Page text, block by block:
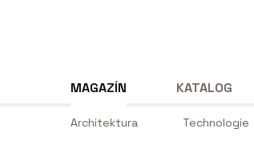
MAGAZÍN
Architektura Technologie
KATALOG